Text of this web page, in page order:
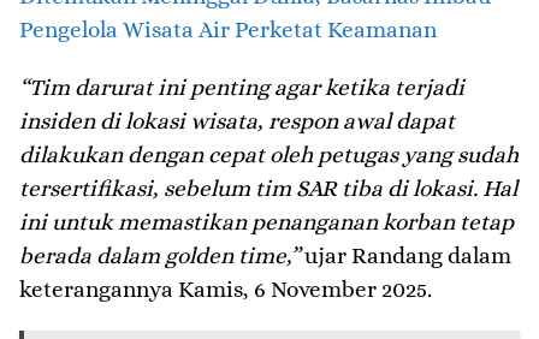
Pengelola Wisata Air Perketat Keamanan
“Tim darurat ini penting agar ketika terjadi
insiden di lokasi wisata, respon awal dapat
dilakukan dengan cepat oleh petugas yang sudah
tersertifikasi, sebelum tim SAR tiba di lokasi. Hal
ini untuk memastikan penanganan korban tetap
berada dalam golden time,”ujar Randang dalam
keterangannya Kamis, 6 November 2025.